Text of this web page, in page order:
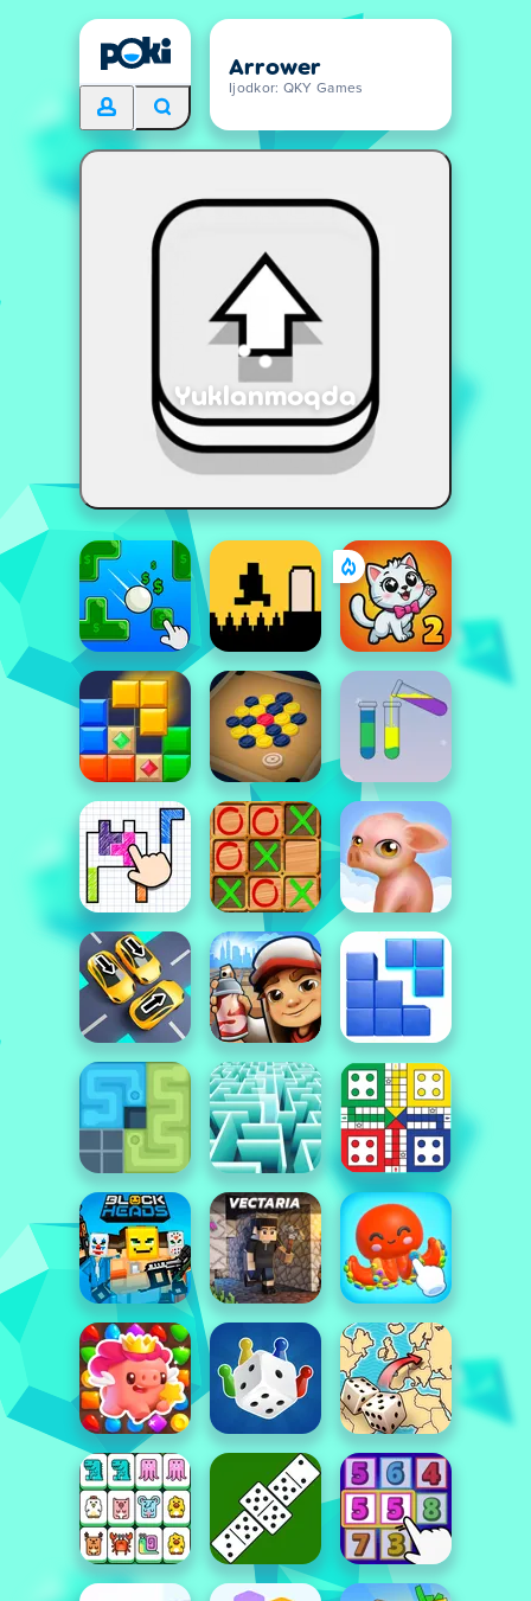
Arrower
Ijodkor: QKY Games
Yuklanmoqda